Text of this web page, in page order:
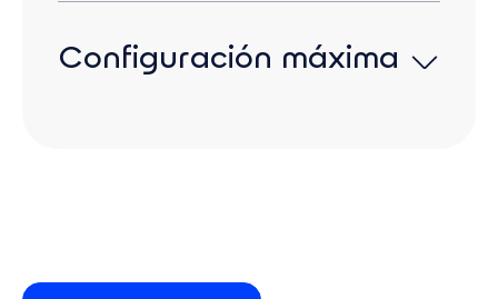
Gracias a sus opciones de configuración
Configuración máxima